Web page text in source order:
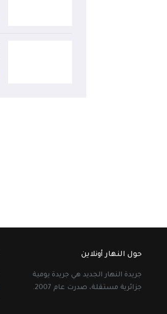
حول النهار أونلاين
جريدة النهار الجديد هي جريدة يومية
جزائرية مستقلة، صدرت عام 2007.